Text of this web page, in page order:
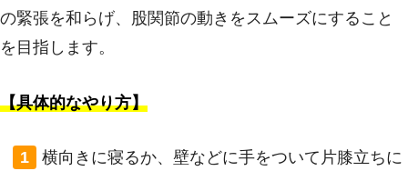
の緊張を和らげ、股関節の動きをスムーズにすること
を目指します。
【具体的なやり方】
横向きに寝るか、壁などに手をついて片膝立ちに